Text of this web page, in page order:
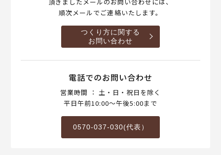
順次メールでご連絡いたします。
つくり方に関する
お問い合わせ
電話でのお問い合わせ
営業時間 ： 土・日・祝日を除く
平日午前10:00～午後5:00まで
0570-037-030(代表）